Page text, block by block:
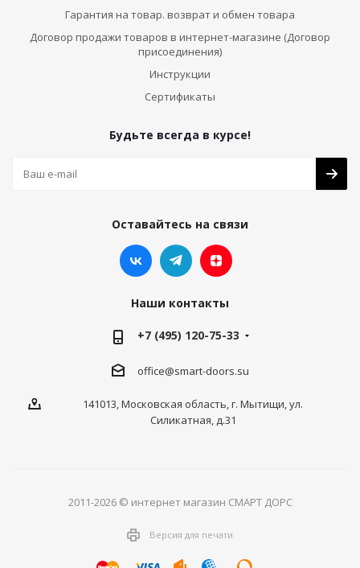
Гарантия на товар. возврат и обмен товара
Договор продажи товаров в интернет-магазине (Договор
присоединения)
Инструкции
Сертификаты
Будьте всегда в курсе!
Оставайтесь на связи
Наши контакты
+7 (495) 120-75-33
office@smart-doors.su
141013, Московская область, г. Мытищи, ул.
Силикатная, д.31
2011-2026 © интернет магазин СМАРТ ДОРС
Версия для печати